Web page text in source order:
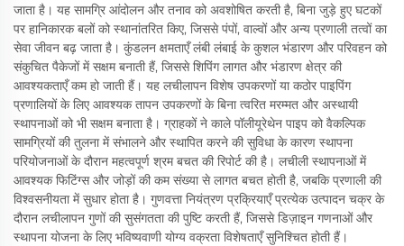
जाता है। यह सामग्रि आंदोलन और तनाव को अवशोषित करती है, बिना जुड़े हुए घटकों
पर हानिकारक बलों को स्थानांतरित किए, जिससे पंपों, वाल्वों और अन्य प्रणाली तत्वों का
सेवा जीवन बढ़ जाता है। कुंडलन क्षमताएँ लंबी लंबाई के कुशल भंडारण और परिवहन को
संकुचित पैकेजों में सक्षम बनाती हैं, जिससे शिपिंग लागत और भंडारण क्षेत्र की
आवश्यकताएँ कम हो जाती हैं। यह लचीलापन विशेष उपकरणों या कठोर पाइपिंग
प्रणालियों के लिए आवश्यक तापन उपकरणों के बिना त्वरित मरम्मत और अस्थायी
स्थापनाओं को भी सक्षम बनाता है। ग्राहकों ने काले पॉलीयूरेथेन पाइप को वैकल्पिक
सामग्रियों की तुलना में संभालने और स्थापित करने की सुविधा के कारण स्थापना
परियोजनाओं के दौरान महत्वपूर्ण श्रम बचत की रिपोर्ट की है। लचीली स्थापनाओं में
आवश्यक फिटिंग्स और जोड़ों की कम संख्या से लागत बचत होती है, जबकि प्रणाली की
विश्वसनीयता में सुधार होता है। गुणवत्ता नियंत्रण प्रक्रियाएँ प्रत्येक उत्पादन चक्र के
दौरान लचीलापन गुणों की सुसंगतता की पुष्टि करती हैं, जिससे डिज़ाइन गणनाओं और
स्थापना योजना के लिए भविष्यवाणी योग्य वक्रता विशेषताएँ सुनिश्चित होती हैं।